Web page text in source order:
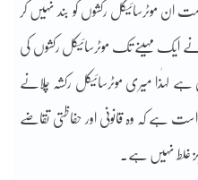
موٹرسائیکل رکشوں کو بند نہیں کر
نے ایک مہینے تک موٹرسائیکل رکشوں کی
میری موٹرسائیکل رکشہ چلانے
ہے کہ وہ قانونی اور حفاظتی تقاضے
غلط نہیں ہے۔